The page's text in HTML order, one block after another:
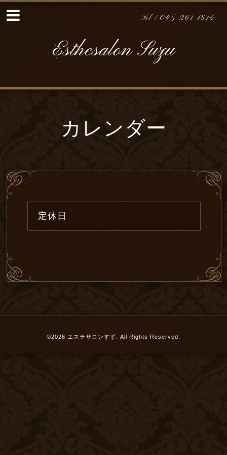
Tel / 045-261-1814
Esthesalon Suzu
カレンダー
定休日
©2026 エステサロンすず . All Rights Reserved.